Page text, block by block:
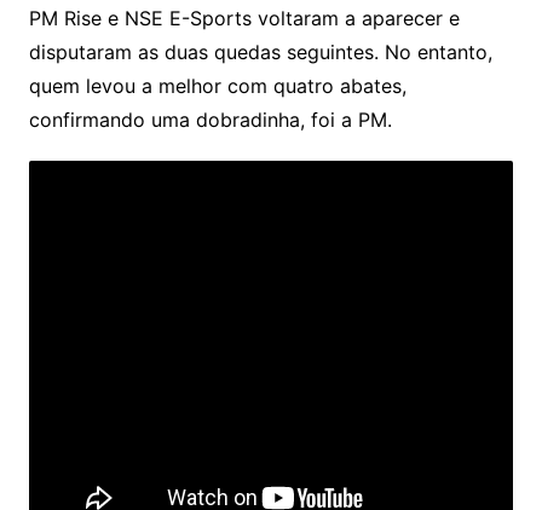
PM Rise e NSE E-Sports voltaram a aparecer e
disputaram as duas quedas seguintes. No entanto,
quem levou a melhor com quatro abates,
confirmando uma dobradinha, foi a PM.